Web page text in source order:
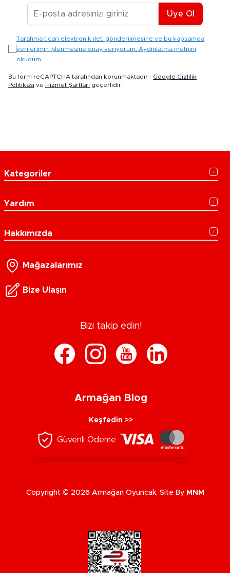
E-posta Adresiniz
Üye Ol
Tarafıma ticari elektronik ileti gönderilmesine ve bu kapsamda
verilerimin işlenmesine onay veriyorum. Aydınlatma metnini
okudum.
Bu form reCAPTCHA tarafından korunmaktadır - Google Gizlilik
Politikası ve Hizmet Şartları geçerlidir.
Kategoriler
Yardım
Hakkımızda
Mağazalarımız
Bize Ulaşın
Bizi takip edin!
Armağan Blog
Keşfedin >>
Güvenli Ödeme
Copyright © 2026 Armağan Oyuncak. Site By MNM